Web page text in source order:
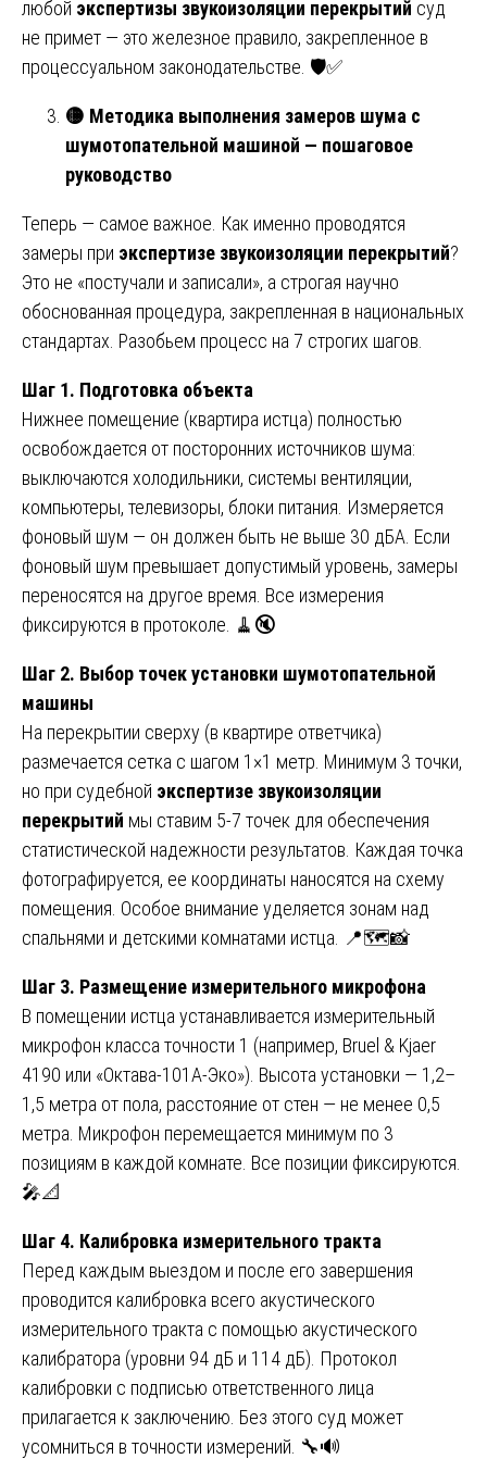
любой экспертизы звукоизоляции перекрытий суд
не примет — это железное правило, закрепленное в
процессуальном законодательстве. 🛡️✅
🟡 Методика выполнения замеров шума с
шумотопательной машиной — пошаговое
руководство
Теперь — самое важное. Как именно проводятся
замеры при экспертизе звукоизоляции перекрытий?
Это не «постучали и записали», а строгая научно
обоснованная процедура, закрепленная в национальных
стандартах. Разобьем процесс на 7 строгих шагов.
Шаг 1. Подготовка объекта
Нижнее помещение (квартира истца) полностью
освобождается от посторонних источников шума:
выключаются холодильники, системы вентиляции,
компьютеры, телевизоры, блоки питания. Измеряется
фоновый шум — он должен быть не выше 30 дБА. Если
фоновый шум превышает допустимый уровень, замеры
переносятся на другое время. Все измерения
фиксируются в протоколе. 🧹🔇
Шаг 2. Выбор точек установки шумотопательной
машины
На перекрытии сверху (в квартире ответчика)
размечается сетка с шагом 1×1 метр. Минимум 3 точки,
но при судебной экспертизе звукоизоляции
перекрытий мы ставим 5-7 точек для обеспечения
статистической надежности результатов. Каждая точка
фотографируется, ее координаты наносятся на схему
помещения. Особое внимание уделяется зонам над
спальнями и детскими комнатами истца. 📍🗺️📸
Шаг 3. Размещение измерительного микрофона
В помещении истца устанавливается измерительный
микрофон класса точности 1 (например, Bruel & Kjaer
4190 или «Октава-101А-Эко»). Высота установки — 1,2–
1,5 метра от пола, расстояние от стен — не менее 0,5
метра. Микрофон перемещается минимум по 3
позициям в каждой комнате. Все позиции фиксируются.
🎤📐
Шаг 4. Калибровка измерительного тракта
Перед каждым выездом и после его завершения
проводится калибровка всего акустического
измерительного тракта с помощью акустического
калибратора (уровни 94 дБ и 114 дБ). Протокол
калибровки с подписью ответственного лица
прилагается к заключению. Без этого суд может
усомниться в точности измерений. 🔧🔊